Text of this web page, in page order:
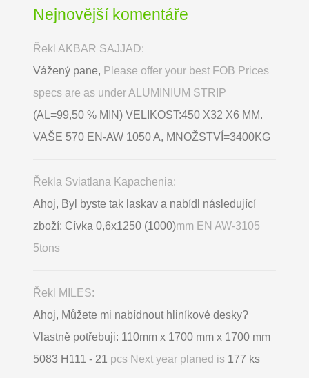
Nejnovější komentáře
Řekl AKBAR SAJJAD:
Vážený pane, Please offer your best FOB Prices
specs are as under ALUMINIUM STRIP
(AL=99,50 % MIN) VELIKOST:450 X32 X6 MM.
VAŠE 570 EN-AW 1050 A, MNOŽSTVÍ=3400KG
Řekla Sviatlana Kapachenia:
Ahoj, Byl byste tak laskav a nabídl následující
zboží: Cívka 0,6x1250 (1000)mm EN AW-3105
5tons
Řekl MILES:
Ahoj, Můžete mi nabídnout hliníkové desky?
Vlastně potřebuji: 110mm x 1700 mm x 1700 mm
5083 H111 - 21 pcs Next year planed is 177 ks